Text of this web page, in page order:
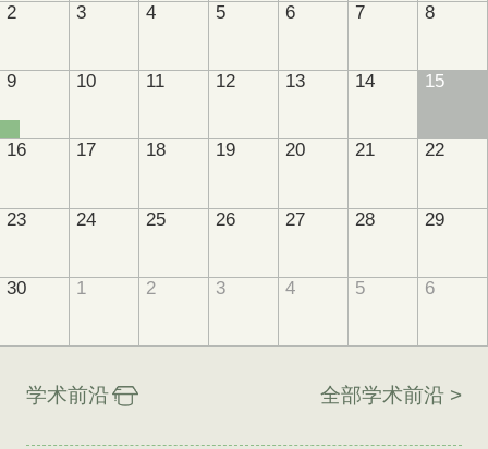
2 3 4 5 6 7 8
9 10 11 12 13 14 15
16 17 18 19 20 21 22
23 24 25 26 27 28 29
30 1 2 3 4 5 6
学术前沿 全部学术前沿 >